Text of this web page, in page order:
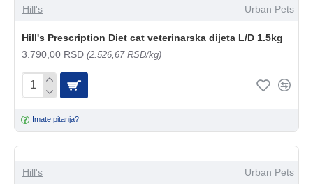
Hill's Urban Pets
Hill's Prescription Diet cat veterinarska dijeta L/D 1.5kg
3.790,00 RSD (2.526,67 RSD/kg)
Imate pitanja?
Hill's Urban Pets